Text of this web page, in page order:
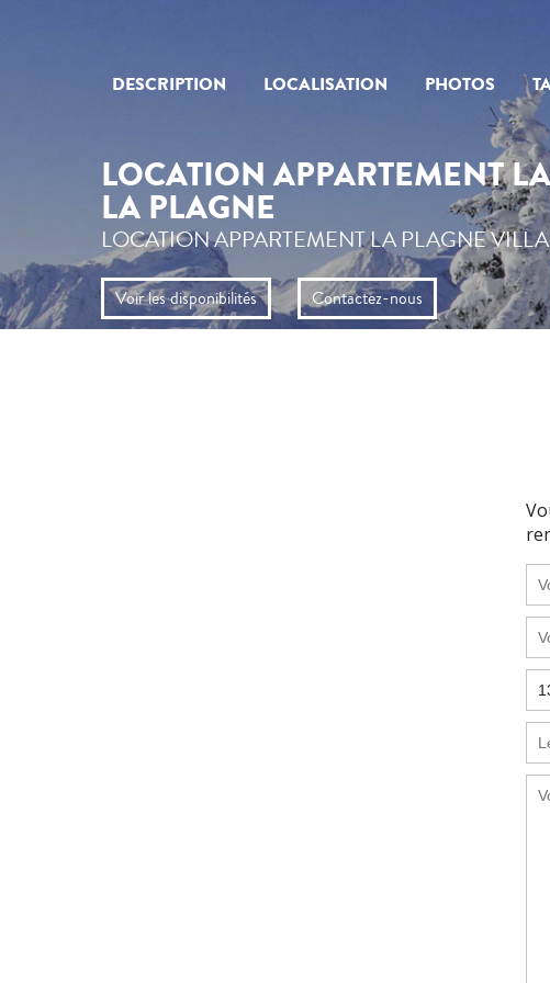
DESCRIPTION LOCALISATION PHOTOS
LOCATION APPARTEMENT
LA PLAGNE
LOCATION APPARTEMENT LA PLAGNE
Voir les disponibilités Contactez-nous